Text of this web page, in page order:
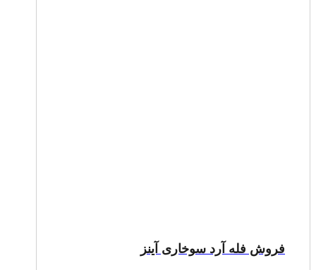
فروش فله آرد سوخاری آینز